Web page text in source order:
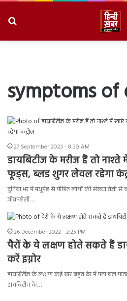
symptoms of
27 September 2023 - 8:30 AM
डायबिटीज के मरीज हैं तो
फूड्स, ब्लड शुगर लेवल रहेगा
दुनिया भर में मधुमेह से पीड़ित लोगों की संख्या तेजी से
जीवनशैली…
26 December 2022 - 2:25 PM
पैरों के ये लक्षण होते सकते हैं
करें इग्नोर
डायबिटीज के लक्षण कई बार बहुत देर में पता चल
डायबिटीज के…